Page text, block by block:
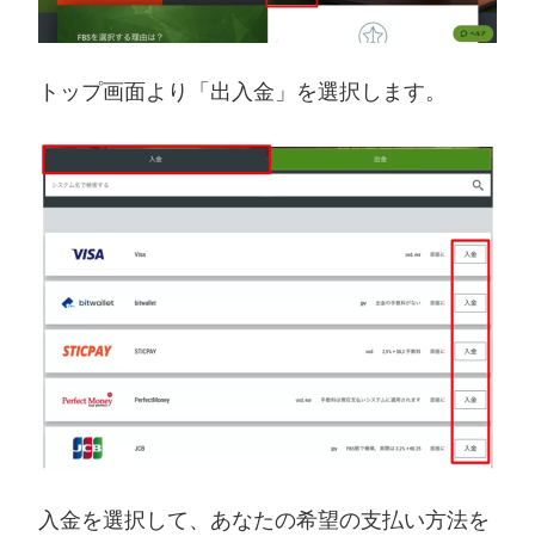
トップ画面より「出入金」を選択します。
入金を選択して、あなたの希望の支払い方法を